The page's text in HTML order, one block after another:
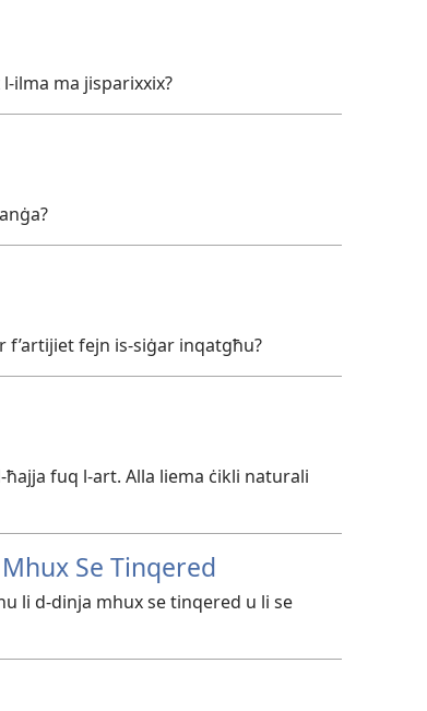
ilma ma jisparixxix?
f’artijiet fejn is-siġar inqatgħu?
fuq l-art. Alla liema ċikli naturali
Se Tinqered
li d-dinja mhux se tinqered u li se